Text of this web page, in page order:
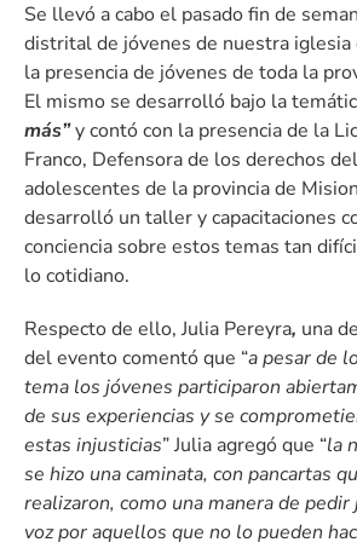
Se llevó a cabo el pasado fin de
distrital de jóvenes de nuestra iglesia
la presencia de jóvenes de toda la
El mismo se desarrolló bajo la
más”y contó con la presencia de la
Franco, Defensora de los derechos
adolescentes de la provincia de
desarrolló un taller y capacitaciones
conciencia sobre estos temas tan
lo cotidiano.
Respecto de ello, Julia Pereyra, una
del evento comentó que “a pesar de
tema los jóvenes participaron
de sus experiencias y se
estas injusticias” Julia agregó que “la
se hizo una caminata, con pancartas
realizaron, como una manera de
voz por aquellos que no lo pueden